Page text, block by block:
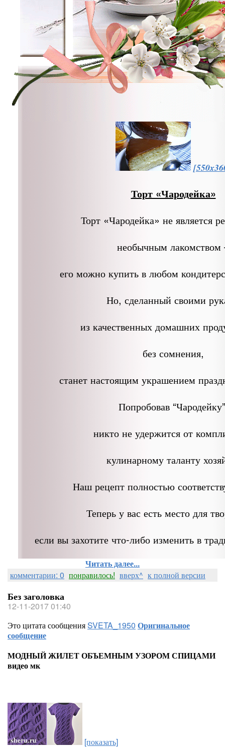
Торт «Чародейка»
Торт «Чародейка» не является
необычным лакомством
его можно купить в любом
Но, сделанный своими
из качественных домашних
без сомнения,
станет настоящим украшением
Попробовав
никто не удержится от
кулинарному таланту
Наш рецепт полностью
Теперь у вас есть место для
если вы захотите что-либо изменить в
Читать далее...
комментарии: 0 понравилось! вверх^ к полной версии
Без заголовка
12-11-2017 01:40
Это цитата сообщенияSVETA_1950 Оригинальное
сообщение
МОДНЫЙ ЖИЛЕТ ОБЪЕМНЫМ УЗОРОМ СПИЦАМИ
видео мк
[показать]